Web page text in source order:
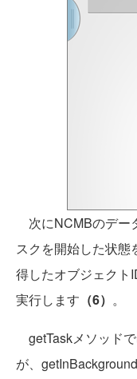
次にNCMBのデー
スクを開始した状態
得したオブジェクト
実行します （6） 。
getTaskメソッド
が、